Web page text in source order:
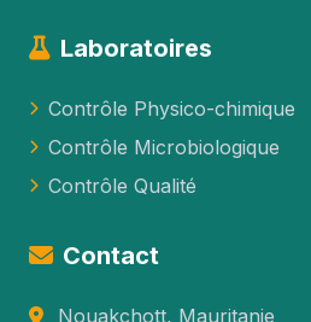
Laboratoires
Contrôle Physico-chimique
Contrôle Microbiologique
Contrôle Qualité
Contact
Nouakchott, Mauritanie